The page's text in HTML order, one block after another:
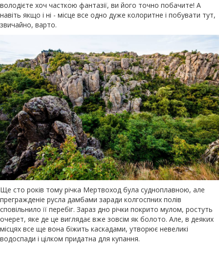
володієте хоч часткою фантазії, ви його точно побачите! А
навіть якщо і ні - місце все одно дуже колоритне і побувати тут,
звичайно, варто.
Ще сто років тому річка Мертвоход була судноплавною, але
прегражденіе русла дамбами заради колгоспних полів
сповільнило її перебіг. Зараз дно річки покрито мулом, ростуть
очерет, яке де це виглядає вже зовсім як болото. Але, в деяких
місцях все ще вона біжить каскадами, утворює невеликі
водоспади і цілком придатна для купання.